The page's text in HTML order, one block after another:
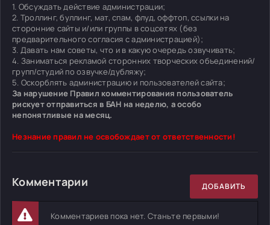
1. Обсуждать действие администрации;
2. Троллинг, буллинг, мат, спам, флуд, оффтоп, ссылки на
сторонние сайты и/или группы в соцсетях (без
предварительного согласия с администрацией);
3. Давать нам советы, что и в какую очередь озвучивать;
4. Заниматься рекламой сторонних творческих объединений/
групп/студий по озвучке/дубляжу;
5. Оскорблять администрацию и пользователей сайта;
За нарушение Правил комментирования пользователь
рискует отправиться в БАН на неделю, а особо
непонятливые на месяц.
Незнание правил не освобождает от ответственности!
Комментарии ДОБАВИТЬ
Комментариев пока нет. Станьте первыми!